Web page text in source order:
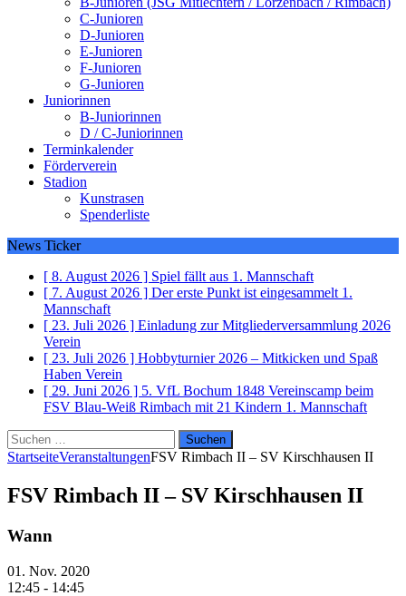
C-Junioren
D-Junioren
E-Junioren
F-Junioren
G-Junioren
Juniorinnen
B-Juniorinnen
D / C-Juniorinnen
Terminkalender
Förderverein
Stadion
Kunstrasen
Spenderliste
News Ticker
[ 8. August 2026 ] Spiel fällt aus 1. Mannschaft
[ 7. August 2026 ] Der erste Punkt ist eingesammelt 1.
Mannschaft
[ 23. Juli 2026 ] Einladung zur Mitgliederversammlung 2026
Verein
[ 23. Juli 2026 ] Hobbyturnier 2026 – Mitkicken und Spaß
Haben Verein
[ 29. Juni 2026 ] 5. VfL Bochum 1848 Vereinscamp beim
FSV Blau-Weiß Rimbach mit 21 Kindern 1. Mannschaft
Suchen
nach:
StartseiteVeranstaltungenFSV Rimbach II – SV Kirschhausen II
FSV Rimbach II – SV Kirschhausen II
Wann
01. Nov. 2020
12:45 - 14:45